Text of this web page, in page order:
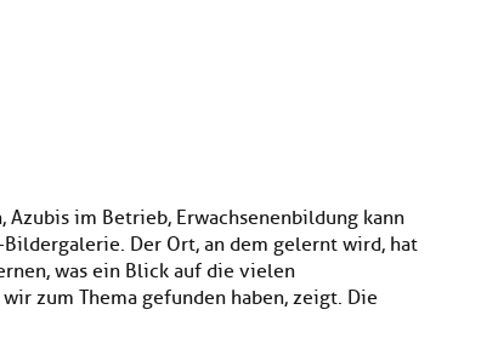
im Betrieb, Erwachsenenbildung kann
Der Ort, an dem gelernt wird, hat
was ein Blick auf die vielen
zum Thema gefunden haben, zeigt. Die